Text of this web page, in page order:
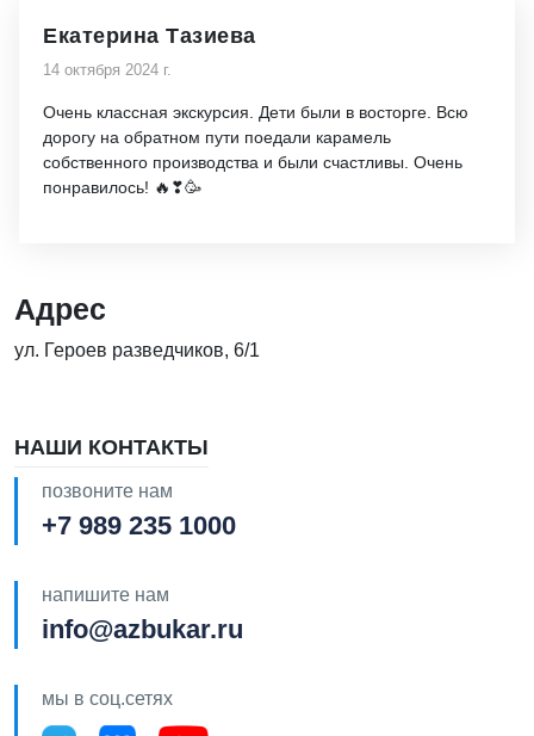
Екатерина Тазиева
14 октября 2024 г.
Очень классная экскурсия. Дети были в восторге. Всю
дорогу на обратном пути поедали карамель
собственного производства и были счастливы. Очень
понравилось! 🔥❣🥳
Адрес
ул. Героев разведчиков, 6/1
НАШИ КОНТАКТЫ
позвоните нам
+7 989 235 1000
напишите нам
info@azbukar.ru
мы в соц.сетях